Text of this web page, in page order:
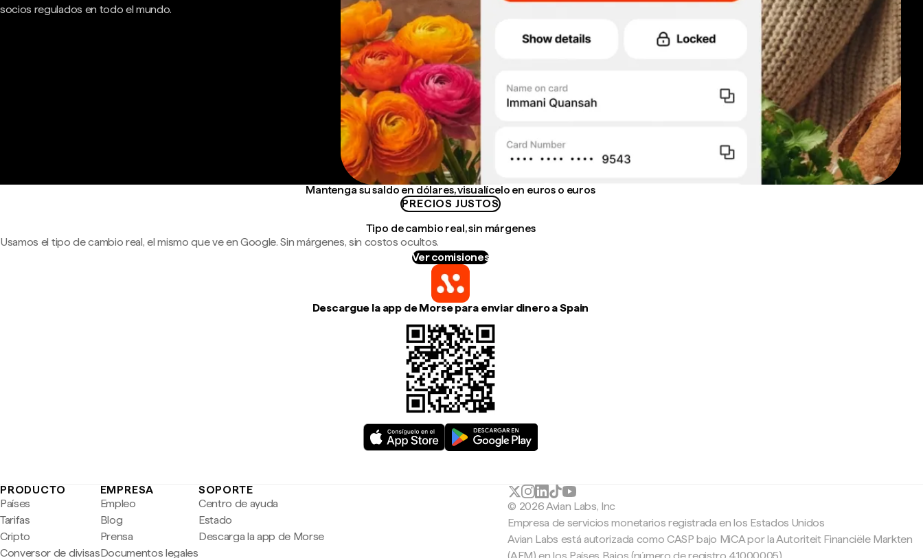
socios regulados en todo el mundo.
Mantenga su saldo en dólares, visualícelo en euros o euros
PRECIOS JUSTOS
Tipo de cambio real, sin márgenes
Usamos el tipo de cambio real, el mismo que ve en Google. Sin márgenes, sin costos ocultos.
Ver comisiones
Descargue la app de Morse para enviar dinero a Spain
PRODUCTO
Países
Tarifas
Cripto
Conversor de divisas
EMPRESA
Empleo
Blog
Prensa
Documentos legales
SOPORTE
Centro de ayuda
Estado
Descarga la app de Morse
© 2026 Avian Labs, Inc
Empresa de servicios monetarios registrada en los Estados Unidos
Avian Labs está autorizada como CASP bajo MiCA por la Autoriteit Financiële Markten